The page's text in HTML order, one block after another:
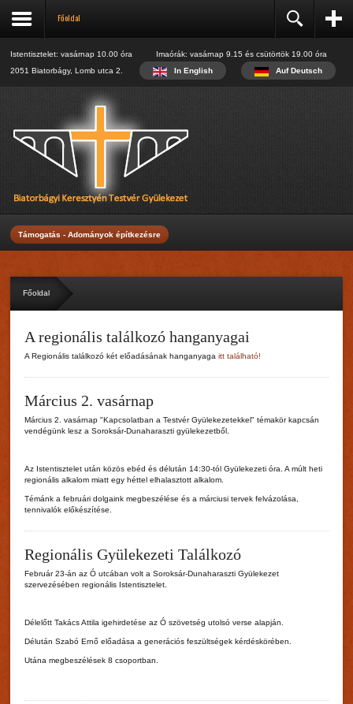
Főoldal
Májusi beszámoló
Júniusi beszámoló
Július
Szeptember
Október
Ifi találkozó
Regisztráció
Name:
Username:
E-mail:
Verify E-mail:
Verify Password:
Privacy policy*
Istentisztelet: vasárnap 10.00 óra Imaórák: vasárnap 9.15 és csütörtök 19.00 óra
2051 Biatorbágy, Lomb utca 2.
In English Auf Deutsch
Támogatás - Adományok építkezésre
Főoldal
A regionális találkozó hanganyagai
A Regionális találkozó két előadásának hanganyagaitt található!
Március 2. vasárnap
Március 2. vasárnap "Kapcsolatban a Testvér Gyülekezetekkel" témakör kapcsán
vendégünk lesz a Soroksár-Dunaharaszti gyülekezetből.
Az Istentisztelet után közös ebéd és délután 14:30-tól Gyülekezeti óra. A múlt heti
regionális alkalom miatt egy héttel elhalasztott alkalom.
Témánk a februári dolgaink megbeszélése és a márciusi tervek felvázolása,
tennivalók előkészítése.
Regionális Gyülekezeti Találkozó
Február 23-án az Ó utcában volt a Soroksár-Dunaharaszti Gyülekezet
szervezésében regionális Istentisztelet.
Délelőtt Takács Attila igehirdetése az Ó szövetség utolsó verse alapján.
Délután Szabó Ernő előadása a generációs feszültségek kérdéskörében.
Utána megbeszélések 8 csoportban.